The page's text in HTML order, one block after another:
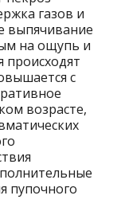
газов и
выпячивание
на ощупь и
с
возрасте,
пупочного